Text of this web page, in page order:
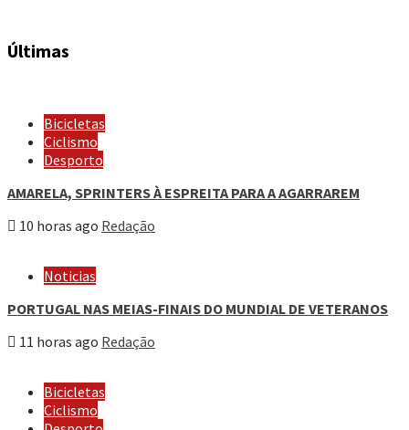
Últimas
Bicicletas
Ciclismo
Desporto
AMARELA, SPRINTERS À ESPREITA PARA A AGARRAREM
10 horas ago Redação
Noticias
PORTUGAL NAS MEIAS-FINAIS DO MUNDIAL DE VETERANOS
11 horas ago Redação
Bicicletas
Ciclismo